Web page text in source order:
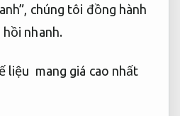
chúng tôi đồng hành
hồi nhanh.
liệu mang giá cao nhất